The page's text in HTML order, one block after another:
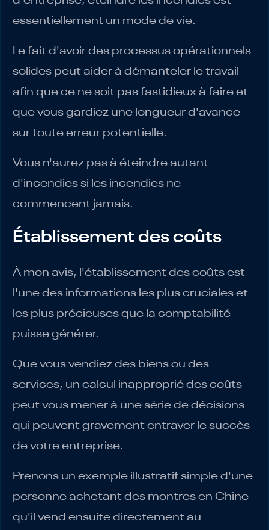
essentiellement un mode de vie.
Le fait d'avoir des processus opérationnels
solides peut aider à démanteler le travail
afin que ce ne soit pas fastidieux à faire et
que vous gardiez une longueur d'avance
sur toute erreur potentielle.
Vous n'aurez pas à éteindre autant
d'incendies si les incendies ne
commencent jamais.
Établissement des coûts
À mon avis, l'établissement des coûts est
l'une des informations les plus cruciales et
les plus précieuses que la comptabilité
puisse générer.
Que vous vendiez des biens ou des
services, un calcul inapproprié des coûts
peut vous mener à une série de décisions
qui peuvent gravement entraver le succès
de votre entreprise.
Prenons un exemple illustratif simple d'une
personne achetant des montres en Chine
qu'il vend ensuite directement au